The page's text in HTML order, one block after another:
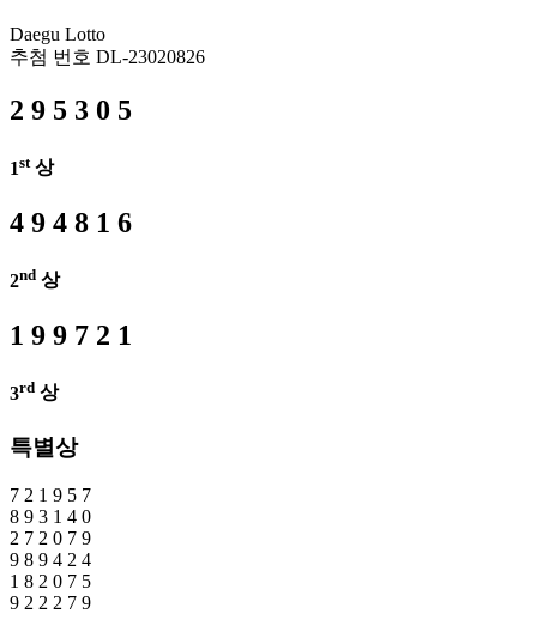
Daegu Lotto
추첨 번호 DL-23020826
2 9 5 3 0 5
1st상
4 9 4 8 1 6
2nd 상
1 9 9 7 2 1
3rd 상
특별상
7 2 1 9 5 7
8 9 3 1 4 0
2 7 2 0 7 9
9 8 9 4 2 4
1 8 2 0 7 5
9 2 2 2 7 9